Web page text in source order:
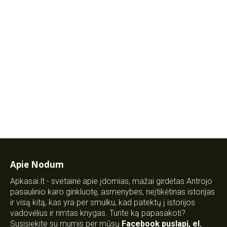
Apie Nodum
Apkasai.lt - svetainė apie įdomias, mažai girdėtas Antrojo
pasaulinio karo ginkluotę, asmenybes, neįtikėtinas istorijas
ir visą kitą, kas yra per smulku, kad patektų į istorijos
vadovėlius ir rimtas knygas. Turite ką papasakoti?
Susisiekite su mumis per mūsų Facebook puslapį, el.